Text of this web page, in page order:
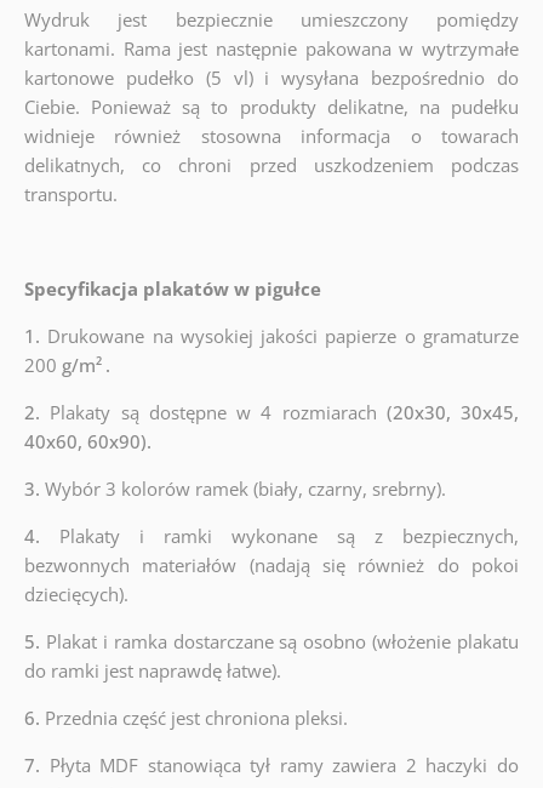
Wydruk jest bezpiecznie umieszczony pomiędzy
kartonami. Rama jest następnie pakowana w wytrzymałe
kartonowe pudełko (5 vl) i wysyłana bezpośrednio do
Ciebie. Ponieważ są to produkty delikatne, na pudełku
widnieje również stosowna informacja o towarach
delikatnych, co chroni przed uszkodzeniem podczas
transportu.
Specyfikacja plakatów w pigułce
1. Drukowane na wysokiej jakości papierze o gramaturze
200 g/m² .
2. Plakaty są dostępne w 4 rozmiarach (20x30, 30x45,
40x60, 60x90).
3. Wybór 3 kolorów ramek (biały, czarny, srebrny).
4. Plakaty i ramki wykonane są z bezpiecznych,
bezwonnych materiałów (nadają się również do pokoi
dziecięcych).
5. Plakat i ramka dostarczane są osobno (włożenie plakatu
do ramki jest naprawdę łatwe).
6. Przednia część jest chroniona pleksi.
7. Płyta MDF stanowiąca tył ramy zawiera 2 haczyki do